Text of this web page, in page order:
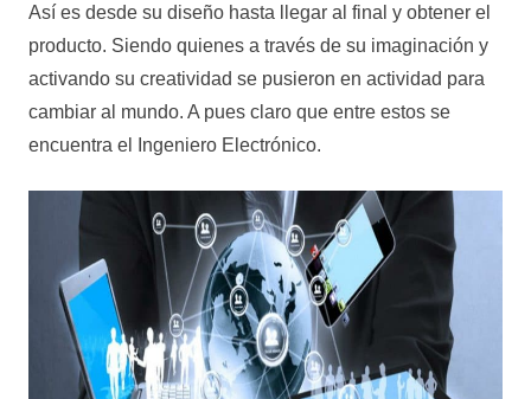
Así es desde su diseño hasta llegar al final y obtener el
producto. Siendo quienes a través de su imaginación y
activando su creatividad se pusieron en actividad para
cambiar al mundo. A pues claro que entre estos se
encuentra el Ingeniero Electrónico.